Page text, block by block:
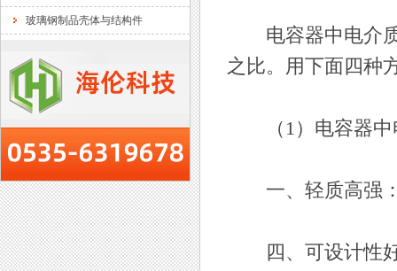
玻璃钢制品壳体与结构件
电容器中电介质
之比。用下面四种
（1）电容器中
一、轻质高强
四、可设计性好